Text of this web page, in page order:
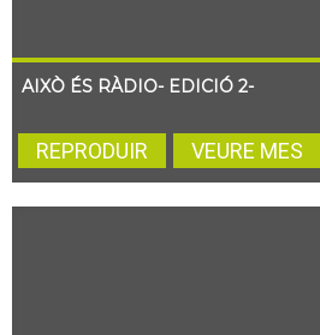
AIXÒ ÉS RÀDIO- EDICIÓ 2-
REPRODUIR VEURE MES